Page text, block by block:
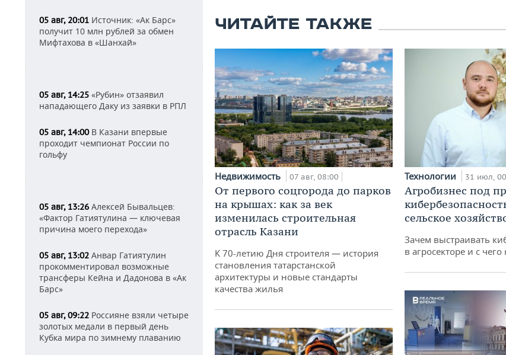
05 авг, 20:01 Источник: «Ак Барс»
получит 10 млн рублей за обмен
Мифтахова в «Шанхай»
05 авг, 14:25 «Рубин» отзаявил
нападающего Даку из заявки в РПЛ
05 авг, 14:00В Казани впервые
проходит чемпионат России по
гольфу
05 авг, 13:26 Алексей Бывальцев:
«Фактор Гатиятулина — ключевая
причина моего перехода»
05 авг, 13:02 Анвар Гатиятулин
прокомментировал возможные
трансферы Кейна и Дадонова в «Ак
Барс»
05 авг, 09:22 Россияне взяли четыре
золотых медали в первый день
Кубка мира по зимнему плаванию
ЧИТАЙТЕ ТАКЖЕ
Недвижимость 07 авг, 08:00
От первого соцгорода до парков
на крышах: как за век
изменилась строительная
отрасль Казани
К 70-летию Дня строителя — история
становления татарстанской
архитектуры и новые стандарты
качества жилья
Технологии 31 июл,
Агробизнес под
сельское
Зачем выстраивать
в агросекторе и с чего